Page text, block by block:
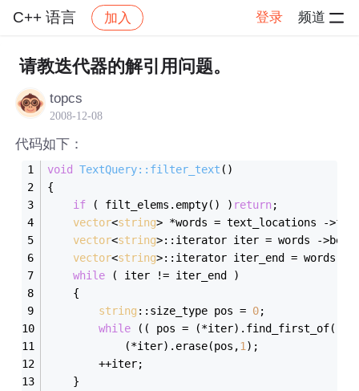
C++ 语言 加入 登录 频道
社区 C++ 语言 帖子详情
请教迭代器的解引用问题。
topcs
2008-12-08
代码如下：
void TextQuery::filter_text ()
{
if ( filt_elems.empty() ) return;
vector<string
vector<string>::iterator iter = words -
vector<string>::iterator iter_end = words -
while ( iter != iter_end )
	{
string ::size_type pos = 0;
while (( pos = (*iter).find_first_of(
			(*iter).erase(pos,
1 );
		++iter;
	}